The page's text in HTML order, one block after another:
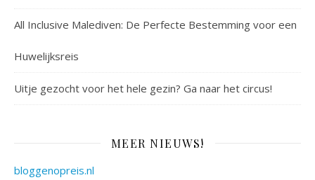
All Inclusive Malediven: De Perfecte Bestemming voor een
Huwelijksreis
Uitje gezocht voor het hele gezin? Ga naar het circus!
MEER NIEUWS!
bloggenopreis.nl